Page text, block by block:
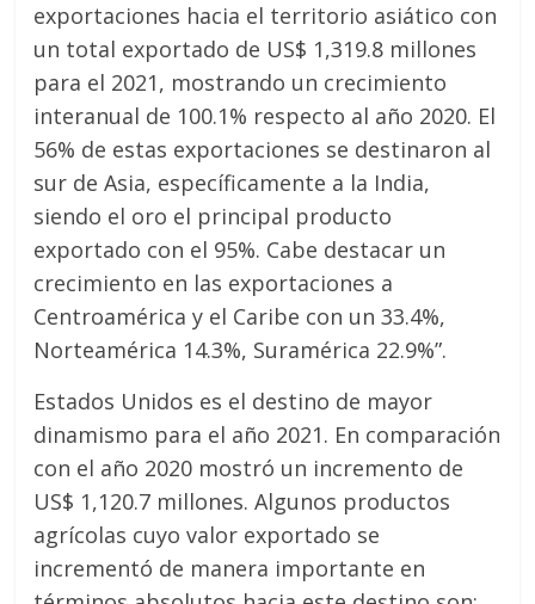
exportaciones hacia el territorio asiático con
un total exportado de US$ 1,319.8 millones
para el 2021, mostrando un crecimiento
interanual de 100.1% respecto al año 2020. El
56% de estas exportaciones se destinaron al
sur de Asia, específicamente a la India,
siendo el oro el principal producto
exportado con el 95%. Cabe destacar un
crecimiento en las exportaciones a
Centroamérica y el Caribe con un 33.4%,
Norteamérica 14.3%, Suramérica 22.9%”.
Estados Unidos es el destino de mayor
dinamismo para el año 2021. En comparación
con el año 2020 mostró un incremento de
US$ 1,120.7 millones. Algunos productos
agrícolas cuyo valor exportado se
incrementó de manera importante en